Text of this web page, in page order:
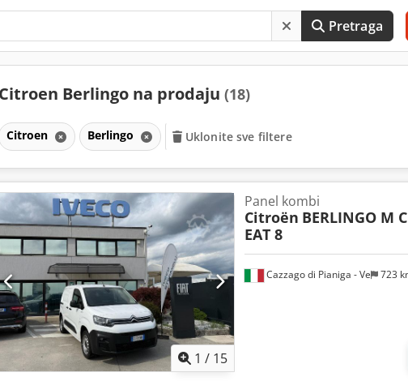
Pretraga
Citroen Berlingo na prodaju (18)
Citroen Berlingo Uklonite sve filtere
1 / 15
Cazzago di Pianiga - Ve 723
Panel kombi
Citroën BERLINGO M
EAT 8